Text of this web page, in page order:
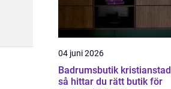
04 juni 2026
Badrumsbutik kristianstad
så hittar du rätt butik för